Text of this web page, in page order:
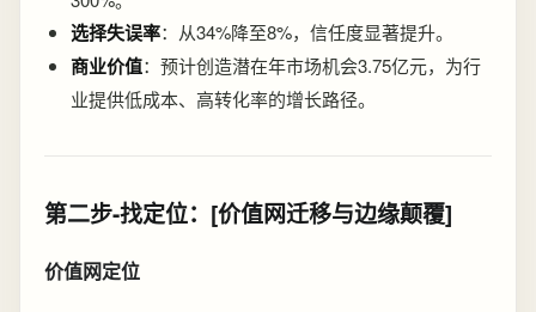
选择失误率：从34%降至8%，信任度显著提升。
商业价值：预计创造潜在年市场机会3.75亿元，为行
业提供低成本、高转化率的增长路径。
第二步-找定位：[价值网迁移与边缘颠覆]
价值网定位